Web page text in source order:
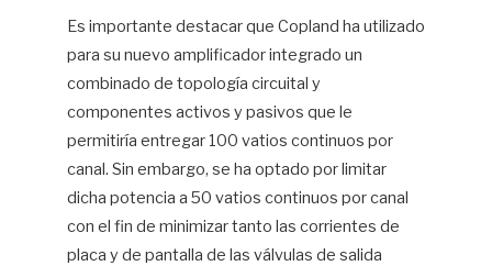
Es importante destacar que Copland ha utilizado
para su nuevo amplificador integrado un
combinado de topología circuital y
componentes activos y pasivos que le
permitiría entregar 100 vatios continuos por
canal. Sin embargo, se ha optado por limitar
dicha potencia a 50 vatios continuos por canal
con el fin de minimizar tanto las corrientes de
placa y de pantalla de las válvulas de salida